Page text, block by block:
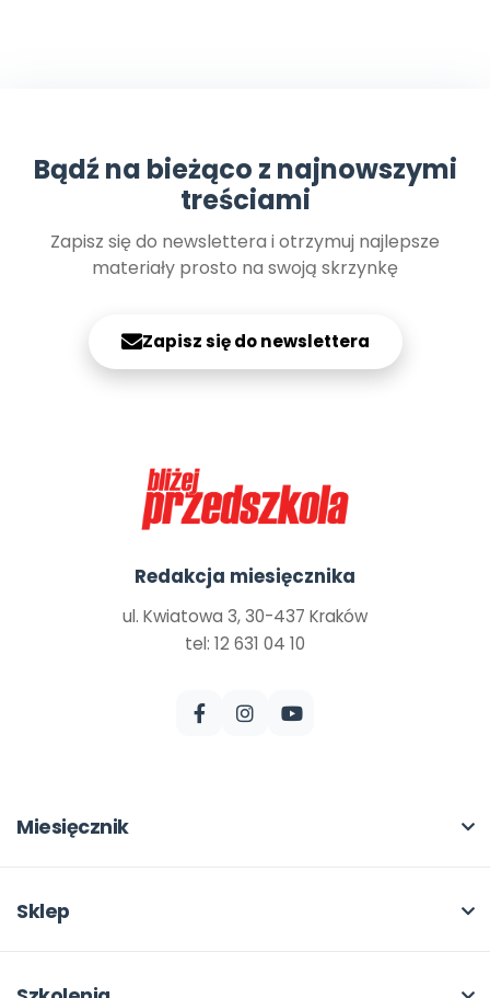
Bądź na bieżąco z najnowszymi
treściami
Zapisz się do newslettera i otrzymuj najlepsze
materiały prosto na swoją skrzynkę
Zapisz się do newslettera
Redakcja miesięcznika
ul. Kwiatowa 3, 30-437 Kraków
tel: 12 631 04 10
Miesięcznik
W numerze
Pomoce dydaktyczne
Sklep